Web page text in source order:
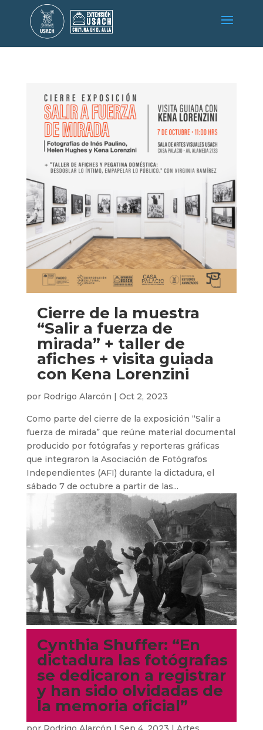
Cierre de la muestra
“Salir a fuerza de
mirada” + taller de
afiches + visita guiada
con Kena Lorenzini
por Rodrigo Alarcón Oct 2, 2023
Como parte del cierre de la exposición “Salir a
fuerza de mirada” que reúne material documental
producido por fotógrafas y reporteras gráficas
que integraron la Asociación de Fotógrafos
Independientes (AFI) durante la dictadura, el
sábado 7 de octubre a partir de las...
Cynthia Shuffer: “En
dictadura las fotógrafas
se dedicaron a registrar
y han sido olvidadas de
la memoria oficial”